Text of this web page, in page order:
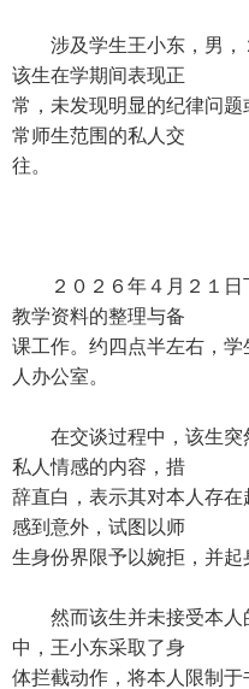
涉及学生王小东，男，
该生在学期间表现正
常，未发现明显的纪律问
常师生范围的私人交
往。
２０２６年４月２１日
教学资料的整理与备
课工作。约四点半左右，
人办公室。
在交谈过程中，该生突
私人情感的内容，措
辞直白，表示其对本人存
感到意外，试图以师
生身份界限予以婉拒，并起
然而该生并未接受本人
中，王小东采取了身
体拦截动作，将本人限制